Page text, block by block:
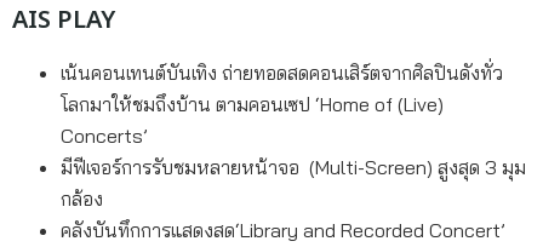
AIS PLAY
เน้นคอนเทนต์บันเทิง ถ่ายทอดสดคอนเสิร์ตจากศิลปินดังทั่ว
โลกมาให้ชมถึงบ้าน ตามคอนเซป ‘Home of (Live)
Concerts’
มีฟีเจอร์การรับชมหลายหน้าจอ (Multi-Screen) สูงสุด 3 มุม
กล้อง
คลังบันทึกการแสดงสด‘Library and Recorded Concert’